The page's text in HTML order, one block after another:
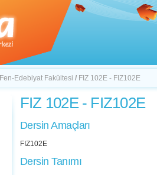
Fen-Edebiyat Fakültesi / FIZ 102E - FIZ102E
FIZ 102E - FIZ102E
Dersin Amaçları
FIZ102E
Dersin Tanımı